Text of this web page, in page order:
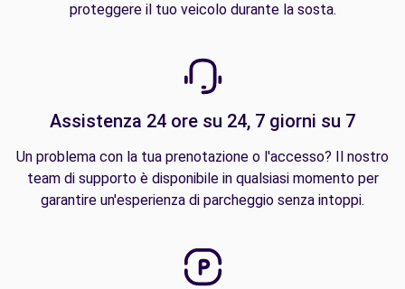
proteggere il tuo veicolo durante la sosta.
Assistenza 24 ore su 24, 7 giorni su 7
Un problema con la tua prenotazione o l'accesso? Il nostro
team di supporto è disponibile in qualsiasi momento per
garantire un'esperienza di parcheggio senza intoppi.